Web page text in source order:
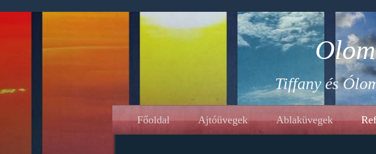
Tiffany és
Főoldal Ajtóüvegek Ablaküvegek